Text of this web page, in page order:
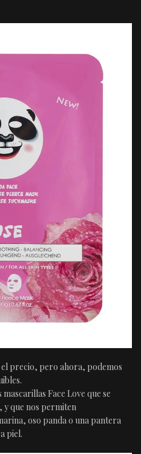
precio, pero ahora, podemos
Face Love que se
y que nos permiten
oso panda o una pantera
piel.